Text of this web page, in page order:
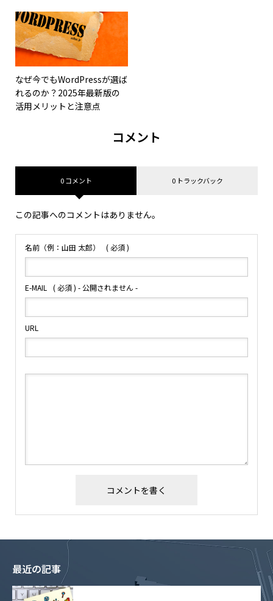
なぜ今でもWordPressが選ば
れるのか？2025年最新版の
活用メリットと注意点
コメント
0 コメント 0 トラックバック
この記事へのコメントはありません。
名前（例：山田 太郎） ( 必須 )
E-MAIL ( 必須 ) - 公開されません -
URL
最近の記事